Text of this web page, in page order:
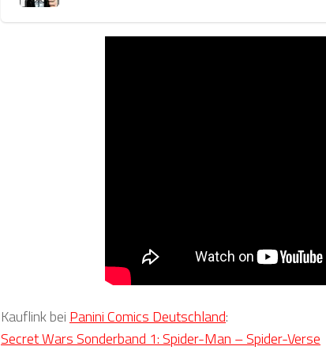
Kauflink bei Panini Comics Deutschland:
Secret Wars Sonderband 1: Spider-Man – Spider-Verse